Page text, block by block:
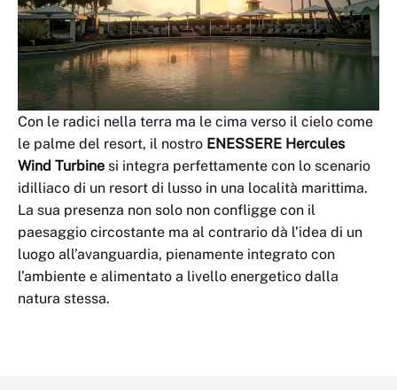
Con le radici nella terra ma le cima verso il cielo come
le palme del resort, il nostro ENESSERE Hercules
Wind Turbine si integra perfettamente con lo scenario
idilliaco di un resort di lusso in una località marittima.
La sua presenza non solo non confligge con il
paesaggio circostante ma al contrario dà l’idea di un
luogo all’avanguardia, pienamente integrato con
l’ambiente e alimentato a livello energetico dalla
natura stessa.